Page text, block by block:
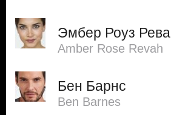
Эмбер Роуз Рева
Amber Rose Revah
Бен Барнс
Ben Barnes